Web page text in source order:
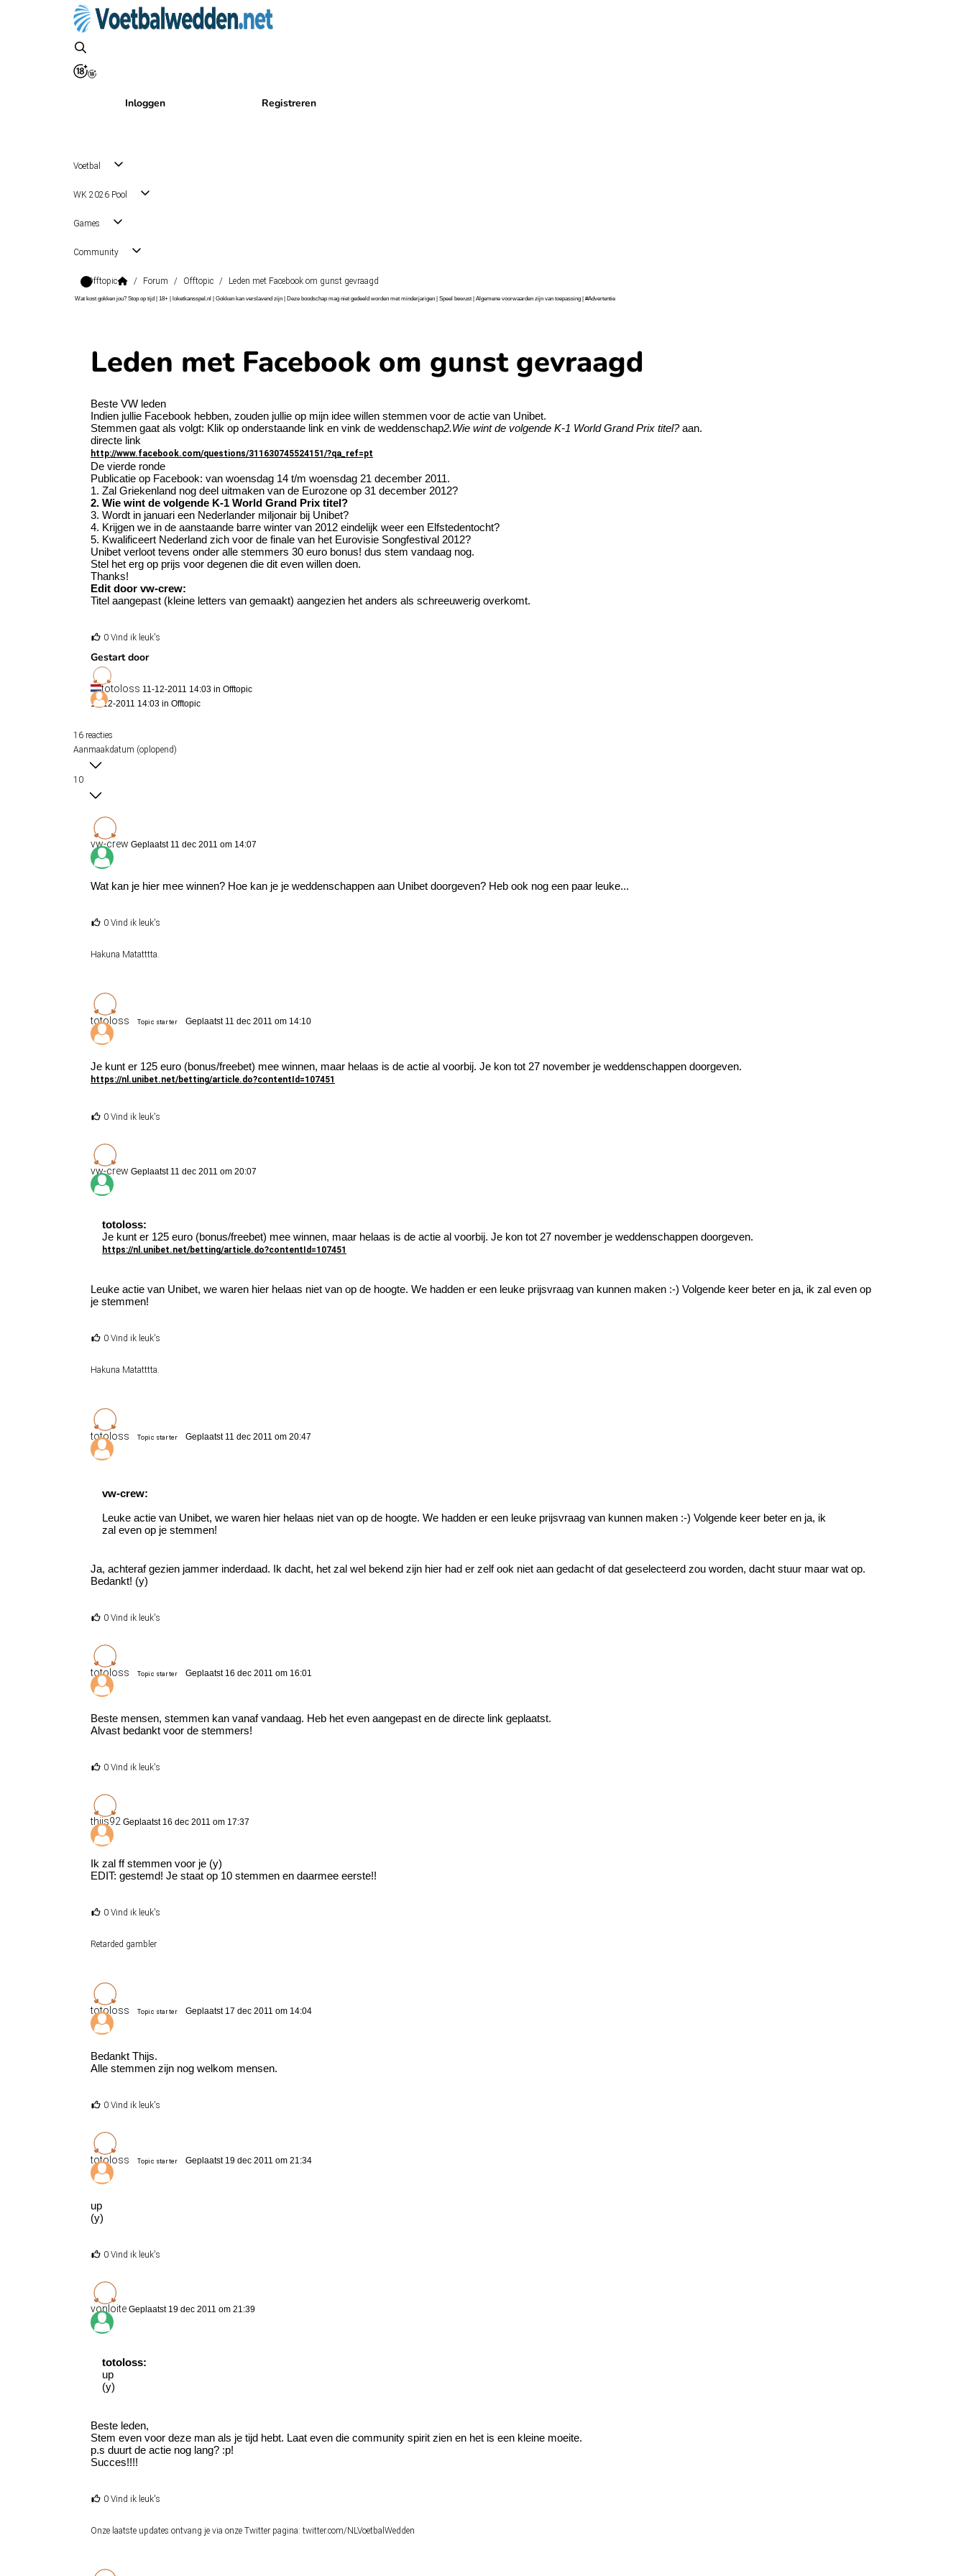
Inloggen Registreren
Voetbal
WK 2026 Pool
Games
Community
Offtopic / Forum / Offtopic / Leden met Facebook om gunst gevraagd
Wat kost gokken jou? Stop op tijd | 18+ | loketkansspel.nl | Gokken kan verslavend zijn | Deze boodschap mag niet gedeeld worden met minderjarigen | Speel bewust | Algemene voorwaarden zijn van toepassing | #Advertentie
Leden met Facebook om gunst gevraagd
Beste VW leden
Indien jullie Facebook hebben, zouden jullie op mijn idee willen stemmen voor de actie van Unibet.
Stemmen gaat als volgt: Klik op onderstaande link en vink de weddenschap2.Wie wint de volgende K-1 World Grand Prix titel?aan.
directe link
http://www.facebook.com/questions/311630745524151/?qa_ref=pt
De vierde ronde
Publicatie op Facebook: van woensdag 14 t/m woensdag 21 december 2011.
1. Zal Griekenland nog deel uitmaken van de Eurozone op 31 december 2012?
2. Wie wint de volgende K-1 World Grand Prix titel?
3. Wordt in januari een Nederlander miljonair bij Unibet?
4. Krijgen we in de aanstaande barre winter van 2012 eindelijk weer een Elfstedentocht?
5. Kwalificeert Nederland zich voor de finale van het Eurovisie Songfestival 2012?
Unibet verloot tevens onder alle stemmers 30 euro bonus! dus stem vandaag nog.
Stel het erg op prijs voor degenen die dit even willen doen.
Thanks!
Edit door vw-crew:
Titel aangepast (kleine letters van gemaakt) aangezien het anders als schreeuwerig overkomt.
0 Vind ik leuk's
Gestart door
totoloss 11-12-2011 14:03 in Offtopic
11-12-2011 14:03 in Offtopic
16 reacties
Aanmaakdatum (oplopend)
10
vw-crew Geplaatst 11 dec 2011 om 14:07
Wat kan je hier mee winnen? Hoe kan je je weddenschappen aan Unibet doorgeven? Heb ook nog een paar leuke...
0 Vind ik leuk's
Hakuna Matatttta.
totoloss Topic starter Geplaatst 11 dec 2011 om 14:10
Je kunt er 125 euro (bonus/freebet) mee winnen, maar helaas is de actie al voorbij. Je kon tot 27 november je weddenschappen doorgeven.
https://nl.unibet.net/betting/article.do?contentId=107451
0 Vind ik leuk's
vw-crew Geplaatst 11 dec 2011 om 20:07
totoloss:
Je kunt er 125 euro (bonus/freebet) mee winnen, maar helaas is de actie al voorbij. Je kon tot 27 november je weddenschappen doorgeven.
https://nl.unibet.net/betting/article.do?contentId=107451
Leuke actie van Unibet, we waren hier helaas niet van op de hoogte. We hadden er een leuke prijsvraag van kunnen maken :-) Volgende keer beter en ja, ik zal even op
je stemmen!
0 Vind ik leuk's
Hakuna Matatttta.
totoloss Topic starter Geplaatst 11 dec 2011 om 20:47
vw-crew:
Leuke actie van Unibet, we waren hier helaas niet van op de hoogte. We hadden er een leuke prijsvraag van kunnen maken :-) Volgende keer beter en ja, ik
zal even op je stemmen!
Ja, achteraf gezien jammer inderdaad. Ik dacht, het zal wel bekend zijn hier had er zelf ook niet aan gedacht of dat geselecteerd zou worden, dacht stuur maar wat op.
Bedankt! (y)
0 Vind ik leuk's
totoloss Topic starter Geplaatst 16 dec 2011 om 16:01
Beste mensen, stemmen kan vanaf vandaag. Heb het even aangepast en de directe link geplaatst.
Alvast bedankt voor de stemmers!
0 Vind ik leuk's
thijs92 Geplaatst 16 dec 2011 om 17:37
Ik zal ff stemmen voor je (y)
EDIT: gestemd! Je staat op 10 stemmen en daarmee eerste!!
0 Vind ik leuk's
Retarded gambler
totoloss Topic starter Geplaatst 17 dec 2011 om 14:04
Bedankt Thijs.
Alle stemmen zijn nog welkom mensen.
0 Vind ik leuk's
totoloss Topic starter Geplaatst 19 dec 2011 om 21:34
up
(y)
0 Vind ik leuk's
vonloite Geplaatst 19 dec 2011 om 21:39
totoloss:
up
(y)
Beste leden,
Stem even voor deze man als je tijd hebt. Laat even die community spirit zien en het is een kleine moeite.
p.s duurt de actie nog lang? :p!
Succes!!!!
0 Vind ik leuk's
Onze laatste updates ontvang je via onze Twitter pagina: twitter.com/NLVoetbalWedden